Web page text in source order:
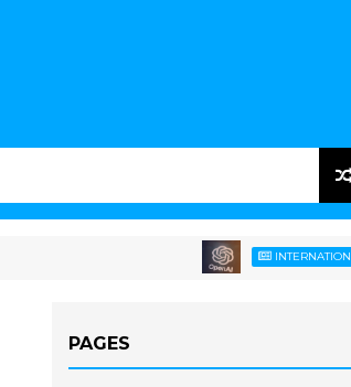
INTERNATIONAL NEWS
PAGES